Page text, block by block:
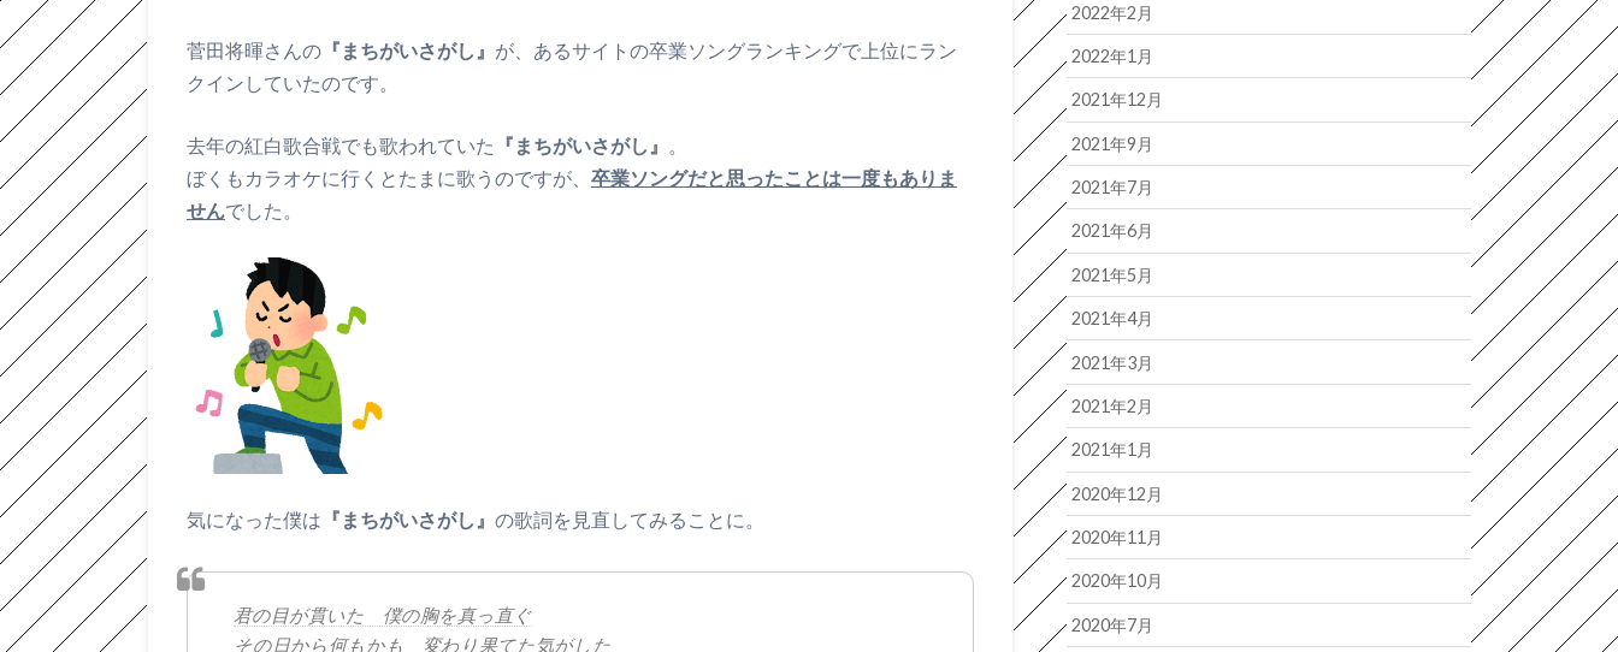
菅田将暉さんの 『まちがいさがし』 が、あるサイトの卒業ソングランキングで上位にラン
クインしていたのです。
去年の紅白歌合戦でも歌われていた 『まちがいさがし』 。
ぼくもカラオケに行くとたまに歌うのですが、 卒業ソングだと思ったことは一度もありま
せんでした。
気になった僕は 『まちがいさがし』 の歌詞を見直してみることに。
君の目が貫いた 僕の胸を真っ直ぐ
その日から何もかも 変わり果てた気がした
2022年2月
2022年1月
2021年12月
2021年9月
2021年7月
2021年6月
2021年5月
2021年4月
2021年3月
2021年2月
2021年1月
2020年12月
2020年11月
2020年10月
2020年7月